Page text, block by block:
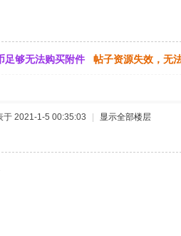
足够无法购买附件 帖子资源失效，无
于 2021-1-5 00:35:03 显示全部楼层